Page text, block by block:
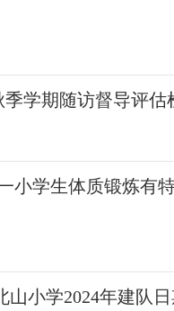
学期随访督导评估
小学生体质锻炼有
小学2024年建队